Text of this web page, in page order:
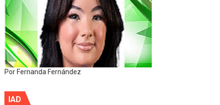
Por Fernanda Fernández
IAD